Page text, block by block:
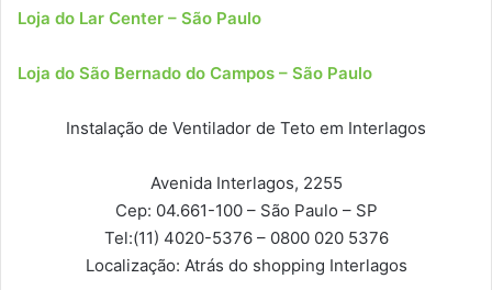
Loja do Lar Center – São Paulo
Loja do São Bernado do Campos – São Paulo
Instalação de Ventilador de Teto em Interlagos
Avenida Interlagos, 2255
Cep: 04.661-100 – São Paulo – SP
Tel:(11) 4020-5376 – 0800 020 5376
Localização: Atrás do shopping Interlagos